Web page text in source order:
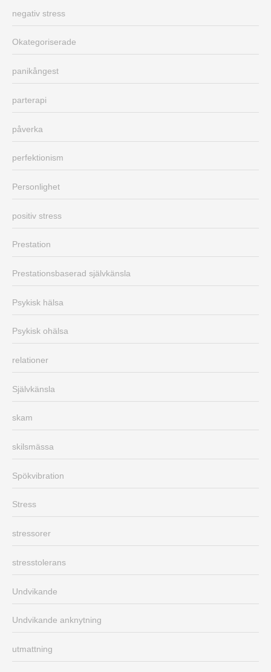
negativ stress
Okategoriserade
panikångest
parterapi
påverka
perfektionism
Personlighet
positiv stress
Prestation
Prestationsbaserad självkänsla
Psykisk hälsa
Psykisk ohälsa
relationer
Självkänsla
skam
skilsmässa
Spökvibration
Stress
stressorer
stresstolerans
Undvikande
Undvikande anknytning
utmattning